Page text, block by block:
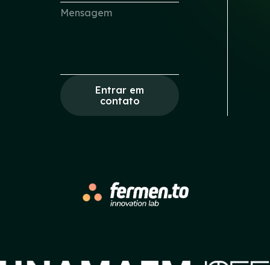
Entrar em
contato